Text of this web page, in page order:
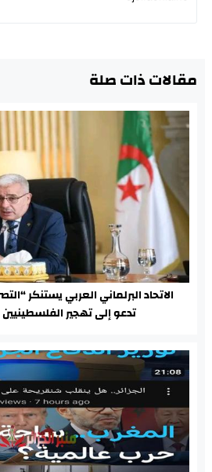
مقالات ذات صلة
الاتحاد البرلماني العربي يستنكر
تدعو إلى تهجير